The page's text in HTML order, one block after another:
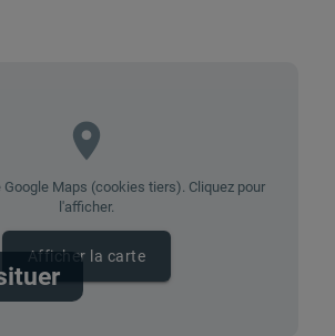
place
Maps (cookies tiers). Cliquez pour
l'afficher.
Afficher la carte